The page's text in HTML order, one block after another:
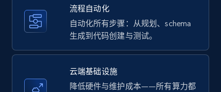
Amazon products - find products by using
upc numbers
Title, Seller name, Brand, Description, Initial
more.
35.3K+ 5.7K+ 注册使用
流程自动化
自动化所有步骤：从规划、schema
生成到代码创建与测试。
云端基础设施
降低硬件与维护成本——所有算力都